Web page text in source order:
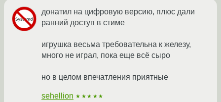
донатил на цифровую версию, плюс дали
ранний доступ в стиме
игрушка весьма требовательна к железу,
много не играл, пока еще всё сыро
но в целом впечатления приятные
sehellion ★★★★★